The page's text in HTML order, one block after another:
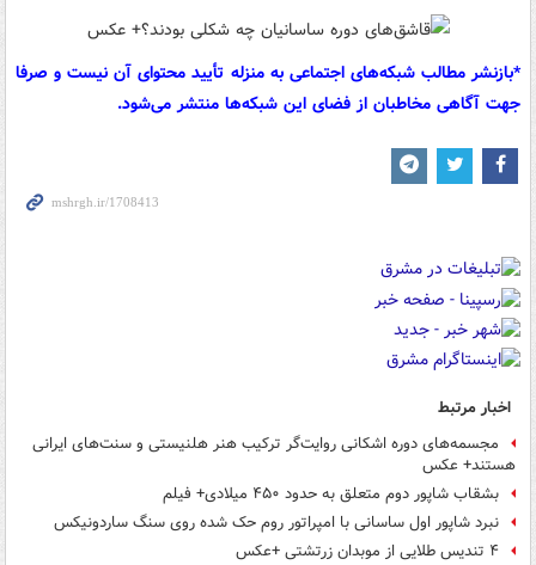
*بازنشر مطالب شبکه‌های اجتماعی به منزله تأیید محتوای آن نیست و صرفا
جهت آگاهی مخاطبان از فضای این شبکه‌ها منتشر می‌شود.
اخبار مرتبط
مجسمه‌های دوره اشکانی روایت‌گر ترکیب هنر هلنیستی و سنت‌های ایرانی
هستند+ عکس
بشقاب شاپور دوم متعلق به حدود ۴۵۰ میلادی+ فیلم
نبرد شاپور اول ساسانی با امپراتور روم حک شده روی سنگ ساردونیکس
۴ تندیس طلایی از موبدان زرتشتی +عکس